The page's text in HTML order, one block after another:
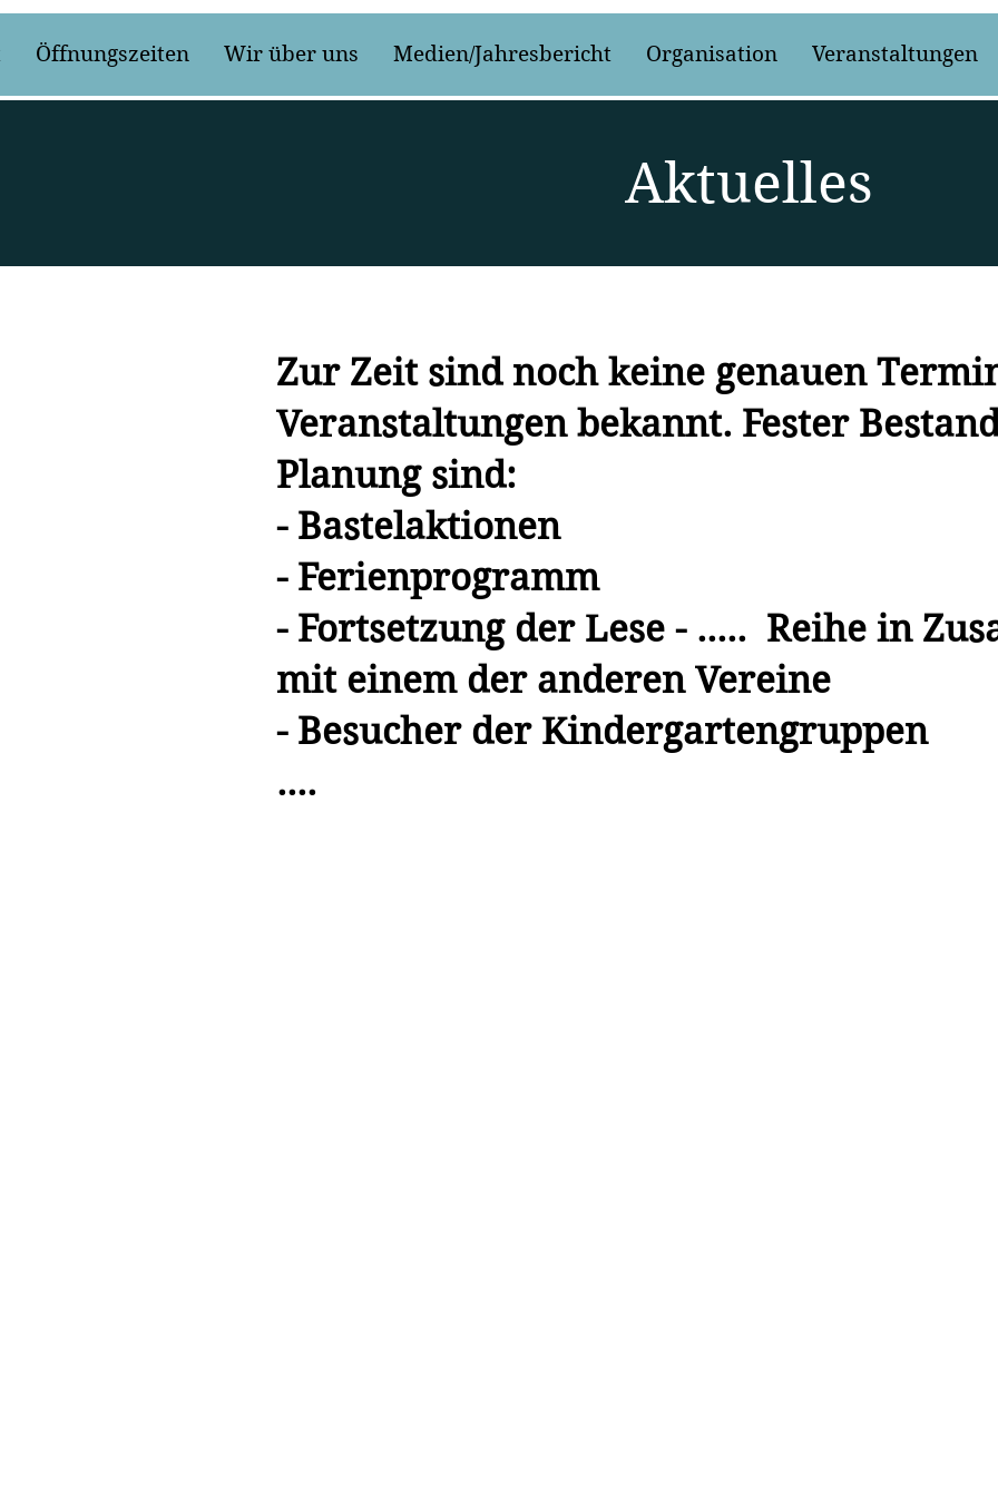
Öffnungszeiten Wir über uns Medien/Jahresbericht Organisation Veranstaltungen
Aktuelles
Zur Zeit sind noch keine genauen
Veranstaltungen bekannt. Fester
Planung sind:
- Bastelaktionen
- Ferienprogramm
- Fortsetzung der Lese - ..... Reihe in
mit einem der anderen Vereine
- Besucher der Kindergartengruppen
....